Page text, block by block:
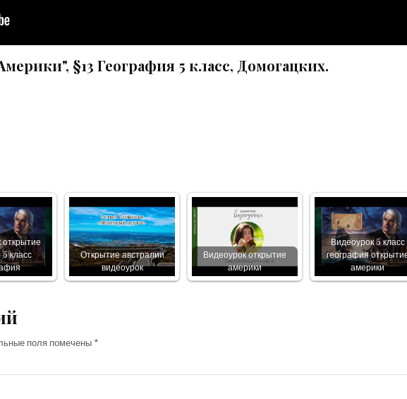
§13 География 5 класс, Домогацких.
открытие
класс
Открытие австралии
видеоурок
Видеоурок открытие
америки
Видеоурок 5 класс
география
америки
поля помечены *